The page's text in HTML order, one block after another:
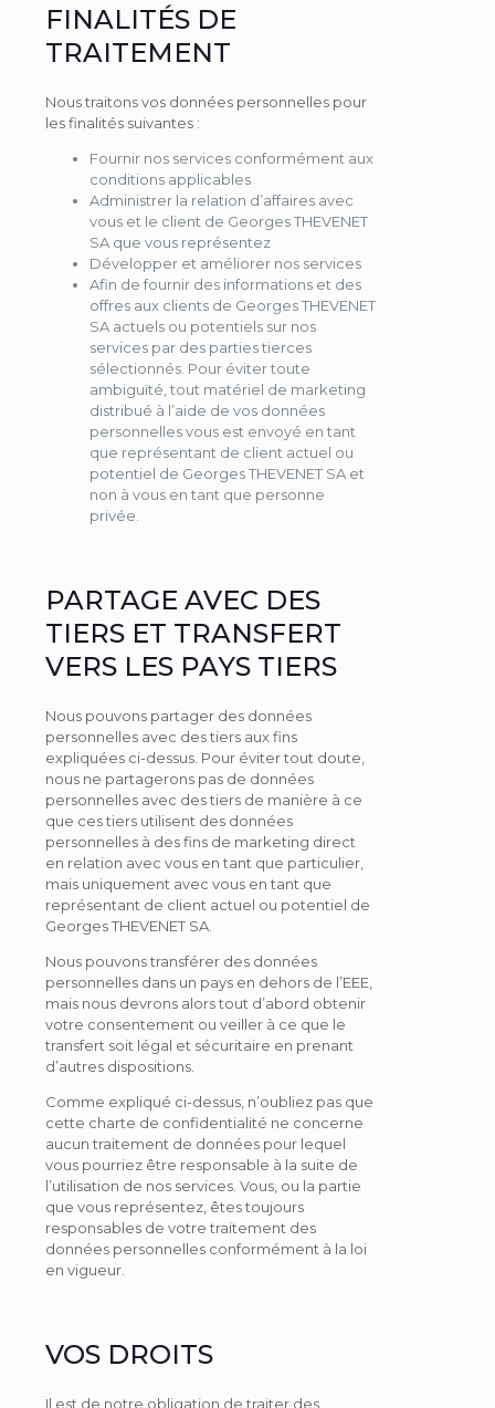
FINALITÉS DE
TRAITEMENT
Nous traitons vos données personnelles pour
les finalités suivantes :
Fournir nos services conformément aux
conditions applicables
Administrer la relation d’affaires avec
vous et le client de Georges THEVENET
SA que vous représentez
Développer et améliorer nos services
Afin de fournir des informations et des
offres aux clients de Georges THEVENET
SA actuels ou potentiels sur nos
services par des parties tierces
sélectionnés. Pour éviter toute
ambiguïté, tout matériel de marketing
distribué à l’aide de vos données
personnelles vous est envoyé en tant
que représentant de client actuel ou
potentiel de Georges THEVENET SA et
non à vous en tant que personne
privée.
PARTAGE AVEC DES
TIERS ET TRANSFERT
VERS LES PAYS TIERS
Nous pouvons partager des données
personnelles avec des tiers aux fins
expliquées ci-dessus. Pour éviter tout doute,
nous ne partagerons pas de données
personnelles avec des tiers de manière à ce
que ces tiers utilisent des données
personnelles à des fins de marketing direct
en relation avec vous en tant que particulier,
mais uniquement avec vous en tant que
représentant de client actuel ou potentiel de
Georges THEVENET SA.
Nous pouvons transférer des données
personnelles dans un pays en dehors de l’EEE,
mais nous devrons alors tout d’abord obtenir
votre consentement ou veiller à ce que le
transfert soit légal et sécuritaire en prenant
d’autres dispositions.
Comme expliqué ci-dessus, n’oubliez pas que
cette charte de confidentialité ne concerne
aucun traitement de données pour lequel
vous pourriez être responsable à la suite de
l’utilisation de nos services. Vous, ou la partie
que vous représentez, êtes toujours
responsables de votre traitement des
données personnelles conformément à la loi
en vigueur.
VOS DROITS
Il est de notre obligation de traiter des